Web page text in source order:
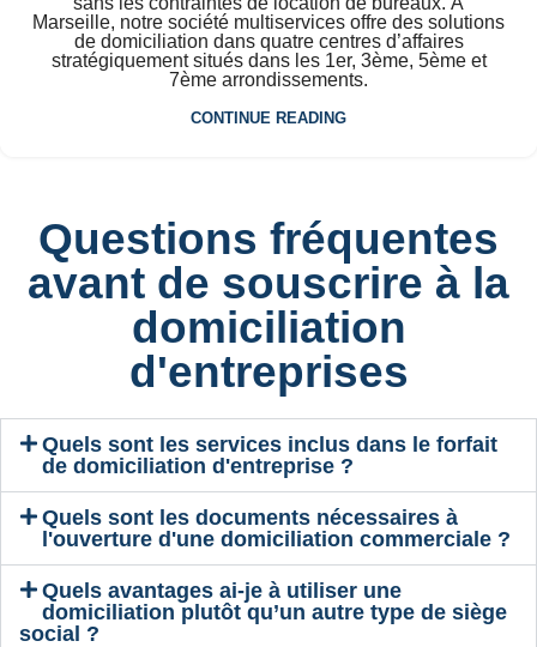
Marseille, notre société multiservices offre des solutions
de domiciliation dans quatre centres d’affaires
stratégiquement situés dans les 1er, 3ème, 5ème et
7ème arrondissements.
CONTINUE READING
Questions fréquentes
avant de souscrire à la
domiciliation
d'entreprises​
Quels sont les services inclus dans le forfait
de domiciliation d'entreprise ?
Quels sont les documents nécessaires à
l'ouverture d'une domiciliation commerciale ?
Quels avantages ai-je à utiliser une
domiciliation plutôt qu’un autre type de siège
social ?